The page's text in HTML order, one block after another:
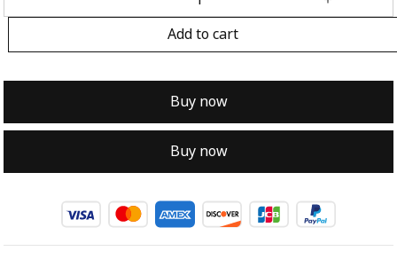
Add to cart
Buy now
Buy now